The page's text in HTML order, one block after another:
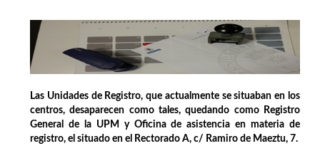
Las Unidades de Registro, que actualmente se situaban en los
centros, desaparecen como tales, quedando como Registro
General de la UPM y Oficina de asistencia en materia de
registro, el situado en el Rectorado A, c/ Ramiro de Maeztu, 7.